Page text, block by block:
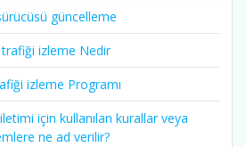
güncelleme
izleme Nedir
izleme Programı
için kullanılan kurallar veya
ne ad verilir?